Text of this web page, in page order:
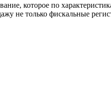
которое по
не только фискальные